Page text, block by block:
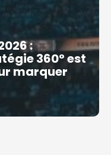
:
360° est
marquer